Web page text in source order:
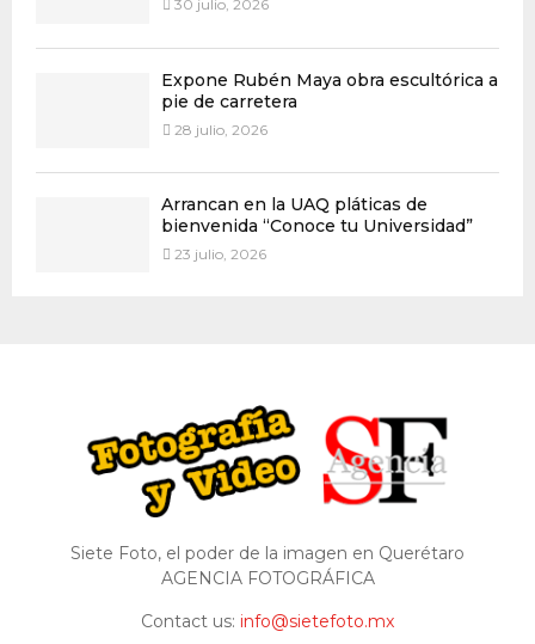
30 julio, 2026
Expone Rubén Maya obra escultórica a
pie de carretera
28 julio, 2026
Arrancan en la UAQ pláticas de
bienvenida “Conoce tu Universidad”
23 julio, 2026
Siete Foto, el poder de la imagen en Querétaro
AGENCIA FOTOGRÁFICA
Contact us: info@sietefoto.mx